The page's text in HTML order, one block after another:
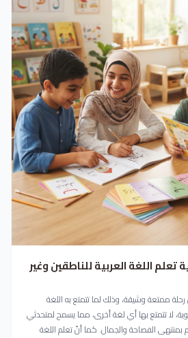
تعلم اللغة العربية للناطقين وغير
رحلة ممتعة وشيقة، وذلك لما تتمتع به اللغة
لا تتمتع بها أي لغة أخرى، مما يسمح لمتحدثي
بمنتهى الفصاحة والجمال. كما أنّ تعلم اللغة